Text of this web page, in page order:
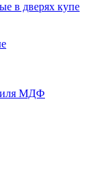
в дверях купе
МДФ